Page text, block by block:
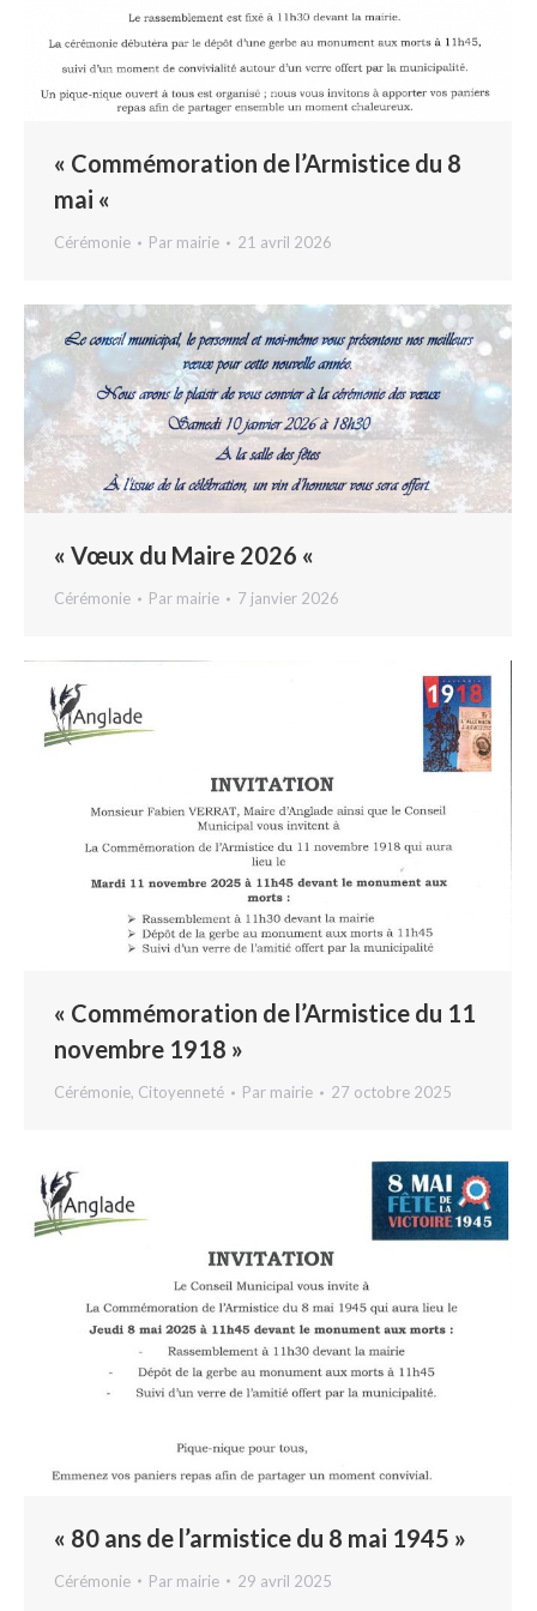
« Commémoration de l’Armistice du 8
mai «
Cérémonie Par mairie 21 avril 2026
« Vœux du Maire 2026 «
Cérémonie Par mairie 7 janvier 2026
« Commémoration de l’Armistice du 11
novembre 1918 »
Cérémonie, Citoyenneté Par mairie 27 octobre 2025
« 80 ans de l’armistice du 8 mai 1945 »
Cérémonie Par mairie 29 avril 2025